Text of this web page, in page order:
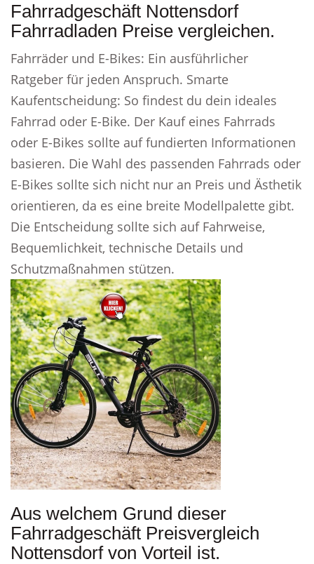
Fahrradgeschäft Nottensdorf
Fahrradladen Preise vergleichen.
Fahrräder und E-Bikes: Ein ausführlicher
Ratgeber für jeden Anspruch. Smarte
Kaufentscheidung: So findest du dein ideales
Fahrrad oder E-Bike. Der Kauf eines Fahrrads
oder E-Bikes sollte auf fundierten Informationen
basieren. Die Wahl des passenden Fahrrads oder
E-Bikes sollte sich nicht nur an Preis und Ästhetik
orientieren, da es eine breite Modellpalette gibt.
Die Entscheidung sollte sich auf Fahrweise,
Bequemlichkeit, technische Details und
Schutzmaßnahmen stützen.
Aus welchem Grund dieser
Fahrradgeschäft Preisvergleich
Nottensdorf von Vorteil ist.